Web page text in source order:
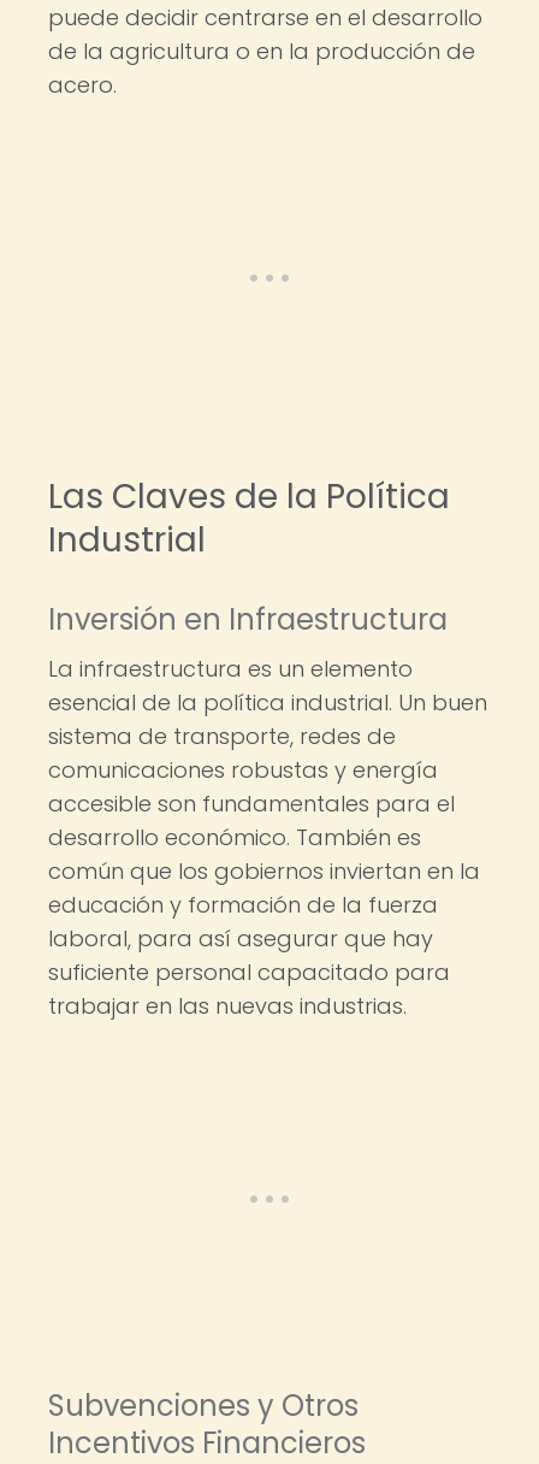
puede decidir centrarse en el desarrollo
de la agricultura o en la producción de
acero.
Las Claves de la Política
Industrial
Inversión en Infraestructura
La infraestructura es un elemento
esencial de la política industrial. Un buen
sistema de transporte, redes de
comunicaciones robustas y energía
accesible son fundamentales para el
desarrollo económico. También es
común que los gobiernos inviertan en la
educación y formación de la fuerza
laboral, para así asegurar que hay
suficiente personal capacitado para
trabajar en las nuevas industrias.
Subvenciones y Otros
Incentivos Financieros